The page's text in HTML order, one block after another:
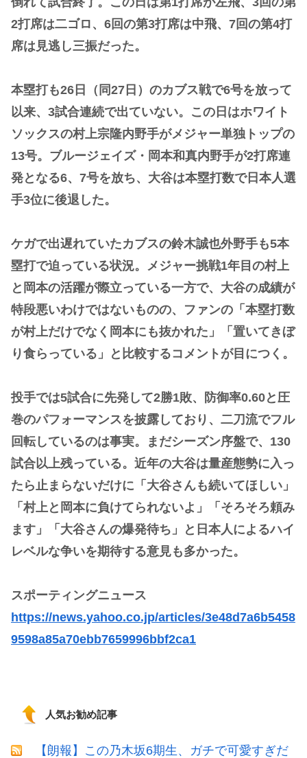
2打席は二ゴロ、6回の第3打席は中飛、7回の第4打
席は見逃し三振だった。
本塁打も26日（同27日）のカブス戦で6号を放って
以来、3試合連続で出ていない。この日はホワイト
ソックスの村上宗隆内野手がメジャー単独トップの
13号。ブルージェイズ・岡本和真内野手が2打席連
発となる6、7号を放ち、大谷は本塁打数で日本人選
手3位に後退した。
ケガで出遅れていたカブスの鈴木誠也外野手も5本
塁打で迫っている状況。メジャー挑戦1年目の村上
と岡本の活躍が際立っている一方で、大谷の成績が
特段悪いわけではないものの、ファンの「本塁打数
が村上だけでなく岡本にも抜かれた」「置いてきぼ
り食らっている」と比較するコメントが目につく。
投手では5試合に先発して2勝1敗、防御率0.60と圧
巻のパフォーマンスを披露しており、二刀流でフル
回転しているのは事実。まだシーズン序盤で、130
試合以上残っている。近年の大谷は量産態勢に入っ
たら止まらないだけに「大谷さんも続いてほしい」
「村上と岡本に負けてられないよ」「そろそろ頼み
ます」「大谷さんの爆発待ち」と日本人によるハイ
レベルな争いを期待する意見も多かった。
スポーティングニュース
https://news.yahoo.co.jp/articles/3e48d7a6b5458
9598a85a70ebb7659996bbf2ca1
人気お勧め記事
【朗報】この乃木坂6期生、ガチで可愛すぎだ